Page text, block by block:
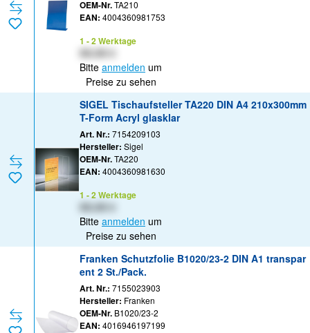
OEM-Nr.TA210
EAN: 4004360981753
1 - 2 Werktage
Bitte anmelden um
Preise zu sehen
SIGEL Tischaufsteller TA220 DIN A4 210x300mm
T-Form Acryl glasklar
Art. Nr.: 7154209103
Hersteller: Sigel
OEM-Nr.TA220
EAN: 4004360981630
1 - 2 Werktage
Bitte anmelden um
Preise zu sehen
Franken Schutzfolie B1020/23-2 DIN A1 transpar
ent 2 St./Pack.
Art. Nr.: 7155023903
Hersteller: Franken
OEM-Nr. B1020/23-2
EAN: 4016946197199